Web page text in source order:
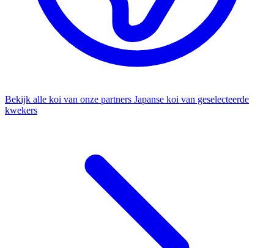
Bekijk alle koi van onze partners Japanse koi van geselecteerde
kwekers